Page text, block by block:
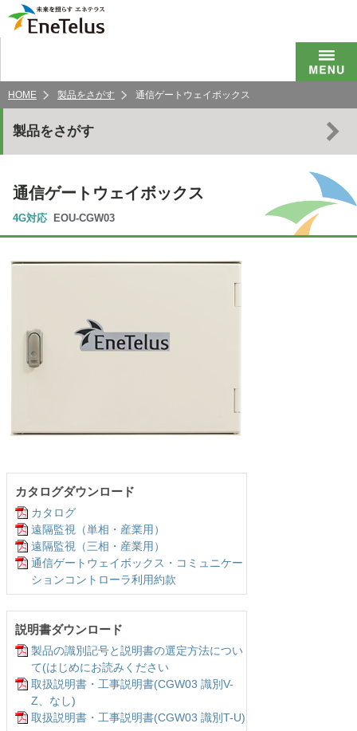
HOME 製品をさがす 通信ゲートウェイボックス
製品をさがす
通信ゲートウェイボックス
4G対応 EOU-CGW03
カタログダウンロード
カタログ
遠隔監視（単相・産業用）
遠隔監視（三相・産業用）
通信ゲートウェイボックス・コミュニケー
ションコントローラ利用約款
説明書ダウンロード
製品の識別記号と説明書の選定方法につい
て(はじめにお読みください
取扱説明書・工事説明書(CGW03 識別V-
Z、なし)
取扱説明書・工事説明書(CGW03 識別T-U)